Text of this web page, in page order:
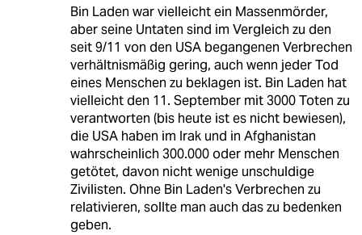
Bin Laden war vielleicht ein Massenmörder,
aber seine Untaten sind im Vergleich zu den
seit 9/11 von den USA begangenen Verbrechen
verhältnismäßig gering, auch wenn jeder Tod
eines Menschen zu beklagen ist. Bin Laden hat
vielleicht den 11. September mit 3000 Toten zu
verantworten (bis heute ist es nicht bewiesen),
die USA haben im Irak und in Afghanistan
wahrscheinlich 300.000 oder mehr Menschen
getötet, davon nicht wenige unschuldige
Zivilisten. Ohne Bin Laden's Verbrechen zu
relativieren, sollte man auch das zu bedenken
geben.